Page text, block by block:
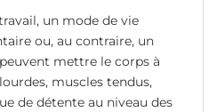
un mode de vie
ou, au contraire, un
mettre le corps à
muscles tendus,
de détente au niveau des